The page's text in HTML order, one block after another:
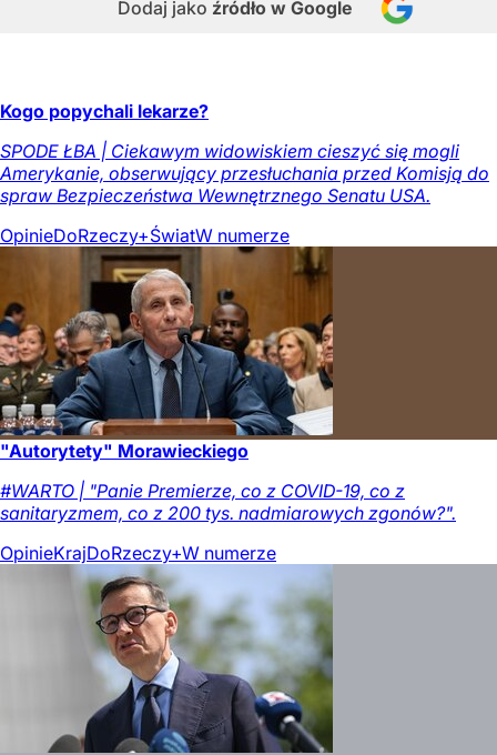
Dodaj jako źródło w Google
Kogo popychali lekarze?
SPODE ŁBA | Ciekawym widowiskiem cieszyć się mogli
Amerykanie, obserwujący przesłuchania przed Komisją do
spraw Bezpieczeństwa Wewnętrznego Senatu USA.
OpinieDoRzeczy+ŚwiatW numerze
"Autorytety" Morawieckiego
#WARTO | "Panie Premierze, co z COVID-19, co z
sanitaryzmem, co z 200 tys. nadmiarowych zgonów?".
OpinieKrajDoRzeczy+W numerze